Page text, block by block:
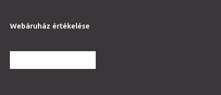
Webáruház értékelése